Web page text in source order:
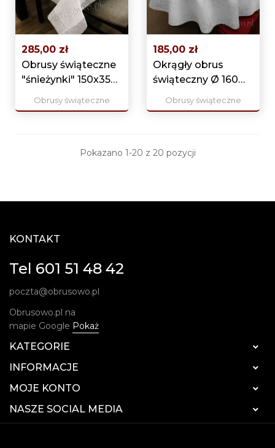
285,00 zł
Obrusy świąteczne
"śnieżynki" 150x350
srebrny
Obrusy świąteczne
185,00 zł
Okrągły obrus
świąteczny Ø 160
srebrny
Obrusy świąteczne
Pokazano 1-20 z 20 pozycji
KONTAKT
Tel 601 51 48 42
poczta@obrusowo.pl
Obrusowo.pl na
mapie Google Pokaż
KATEGORIE 
INFORMACJE 
MOJE KONTO 
NASZE SOCIAL MEDIA 